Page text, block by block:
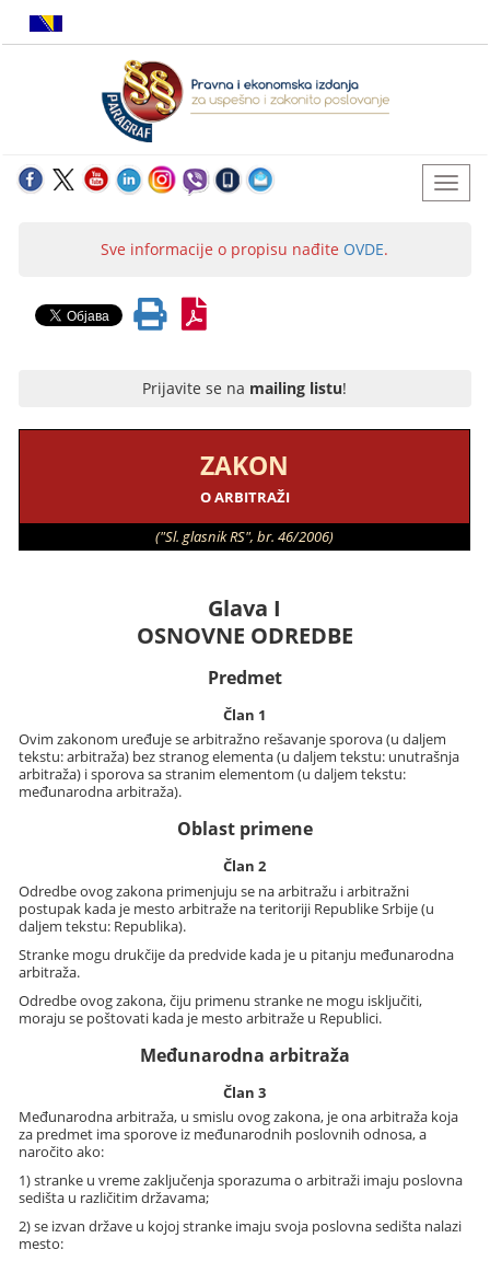
Sve informacije o propisu nađite OVDE.
Prijavite se na mailing listu!
ZAKON
O ARBITRAŽI
("Sl. glasnik RS", br. 46/2006)
Glava I
OSNOVNE ODREDBE
Predmet
Član 1
Ovim zakonom uređuje se arbitražno rešavanje sporova (u daljem
tekstu: arbitraža) bez stranog elementa (u daljem tekstu: unutrašnja
arbitraža) i sporova sa stranim elementom (u daljem tekstu:
međunarodna arbitraža).
Oblast primene
Član 2
Odredbe ovog zakona primenjuju se na arbitražu i arbitražni
postupak kada je mesto arbitraže na teritoriji Republike Srbije (u
daljem tekstu: Republika).
Stranke mogu drukčije da predvide kada je u pitanju međunarodna
arbitraža.
Odredbe ovog zakona, čiju primenu stranke ne mogu isključiti,
moraju se poštovati kada je mesto arbitraže u Republici.
Međunarodna arbitraža
Član 3
Međunarodna arbitraža, u smislu ovog zakona, je ona arbitraža koja
za predmet ima sporove iz međunarodnih poslovnih odnosa, a
naročito ako:
1) stranke u vreme zaključenja sporazuma o arbitraži imaju poslovna
sedišta u različitim državama;
2) se izvan države u kojoj stranke imaju svoja poslovna sedišta nalazi
mesto: